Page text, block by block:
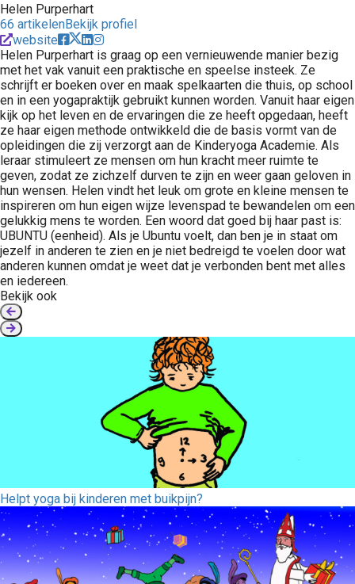
Helen Purperhart
66 artikelenBekijk profiel
website
Helen Purperhart is graag op een vernieuwende manier bezig
met het vak vanuit een praktische en speelse insteek. Ze
schrijft er boeken over en maak spelkaarten die thuis, op school
en in een yogapraktijk gebruikt kunnen worden. Vanuit haar eigen
kijk op het leven en de ervaringen die ze heeft opgedaan, heeft
ze haar eigen methode ontwikkeld die de basis vormt van de
opleidingen die zij verzorgt aan de Kinderyoga Academie. Als
leraar stimuleert ze mensen om hun kracht meer ruimte te
geven, zodat ze zichzelf durven te zijn en weer gaan geloven in
hun wensen. Helen vindt het leuk om grote en kleine mensen te
inspireren om hun eigen wijze levenspad te bewandelen om een
gelukkig mens te worden. Een woord dat goed bij haar past is:
UBUNTU (eenheid). Als je Ubuntu voelt, dan ben je in staat om
jezelf in anderen te zien en je niet bedreigd te voelen door wat
anderen kunnen omdat je weet dat je verbonden bent met alles
en iedereen.
Bekijk ook
Helpt yoga bij kinderen met buikpijn?